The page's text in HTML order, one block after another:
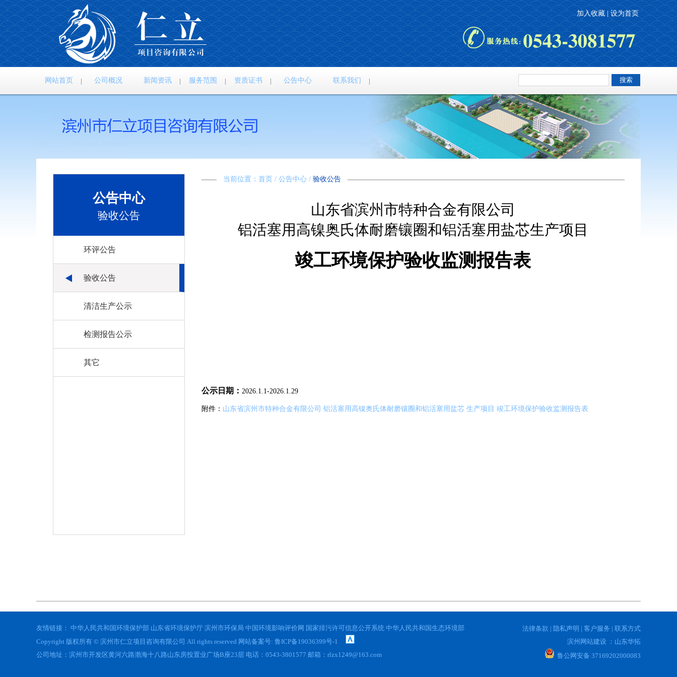
加入收藏 | 设为首页
网站首页 公司概况 新闻资讯 服务范围 资质证书 公告中心 联系我们
公告中心
验收公告
环评公告
验收公告
清洁生产公示
检测报告公示
其它
当前位置：首页 / 公告中心 / 验收公告
山东省滨州市特种合金有限公司
铝活塞用高镍奥氏体耐磨镶圈和铝活塞用盐芯生产项目
竣工环境保护验收监测报告表
公示日期： 2026.1.1-2026.1.29
附件： 山东省滨州市特种合金有限公司 铝活塞用高镍奥氏体耐磨镶圈和铝活塞用盐芯 生产项目 竣工环境保护验收监测报告表
友情链接： 中华人民共和国环境保护部 山东省环境保护厅 滨州市环保局 中国环境影响评价网 国家排污许可信息公开系统 中华人民共和国生态环境部
Copyright 版权所有 © 滨州市仁立项目咨询有限公司 All rights reserved 网站备案号: 鲁ICP备19036399号-1
公司地址：滨州市开发区黄河六路渤海十八路山东房投置业广场B座23层 电话：0543-3801577 邮箱：rlzx1249@163.com
法律条款 | 隐私声明 | 客户服务 | 联系方式
滨州网站建设 ：山东华拓
鲁公网安备 37169202000083